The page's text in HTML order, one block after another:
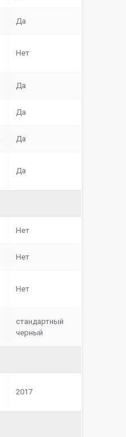
Да
Нет
Да
Да
Да
Да
Нет
Нет
Нет
стандартный
черный
2017